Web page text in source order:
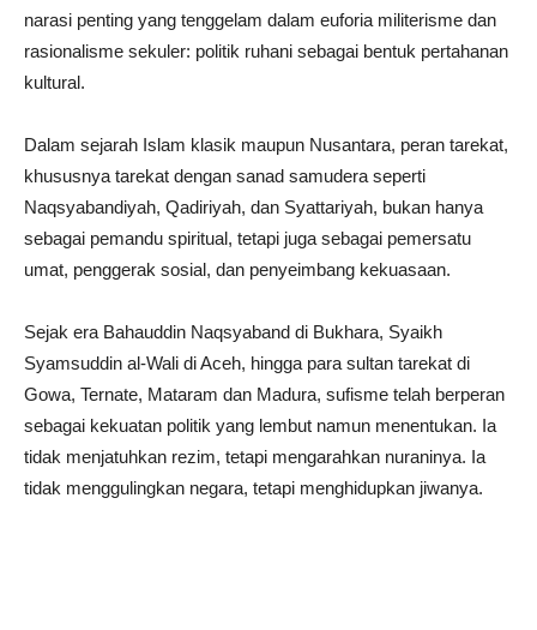
narasi penting yang tenggelam dalam euforia militerisme dan
rasionalisme sekuler: politik ruhani sebagai bentuk pertahanan
kultural.
Dalam sejarah Islam klasik maupun Nusantara, peran tarekat,
khususnya tarekat dengan sanad samudera seperti
Naqsyabandiyah, Qadiriyah, dan Syattariyah, bukan hanya
sebagai pemandu spiritual, tetapi juga sebagai pemersatu
umat, penggerak sosial, dan penyeimbang kekuasaan.
Sejak era Bahauddin Naqsyaband di Bukhara, Syaikh
Syamsuddin al-Wali di Aceh, hingga para sultan tarekat di
Gowa, Ternate, Mataram dan Madura, sufisme telah berperan
sebagai kekuatan politik yang lembut namun menentukan. Ia
tidak menjatuhkan rezim, tetapi mengarahkan nuraninya. Ia
tidak menggulingkan negara, tetapi menghidupkan jiwanya.